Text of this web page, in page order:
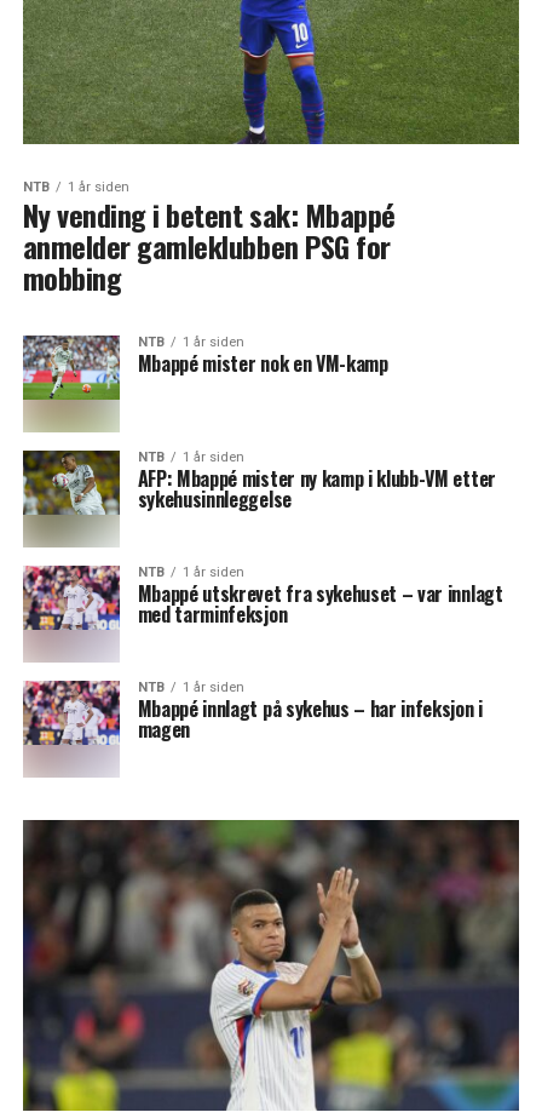
NTB 1 år siden
Ny vending i betent sak: Mbappé
anmelder gamleklubben PSG for
mobbing
NTB 1 år siden
Mbappé mister nok en VM-kamp
NTB 1 år siden
AFP: Mbappé mister ny kamp i klubb-VM etter
sykehusinnleggelse
NTB 1 år siden
Mbappé utskrevet fra sykehuset – var innlagt
med tarminfeksjon
NTB 1 år siden
Mbappé innlagt på sykehus – har infeksjon i
magen